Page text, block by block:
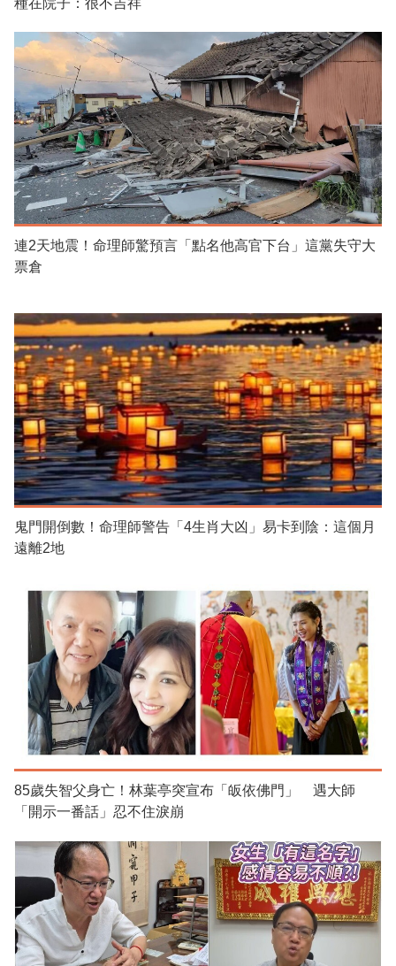
種在院子：很不吉祥
連2天地震！命理師驚預言「點名他高官下台」這黨失守大
票倉
鬼門開倒數！命理師警告「4生肖大凶」易卡到陰：這個月
遠離2地
85歲失智父身亡！林葉亭突宣布「皈依佛門」 遇大師
「開示一番話」忍不住淚崩